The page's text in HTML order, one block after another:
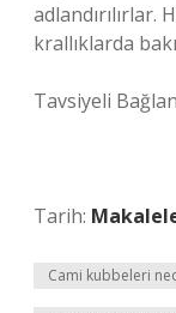
adlandırılırlar.
krallıklarda
Tavsiyeli
Tarih:
Cami kubbeleri